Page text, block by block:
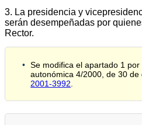
3. La presidencia y
serán desempeñadas por
Rector.
Se modifica el apartado 1
autonómica 4/2000, de 30 de
2001-3992